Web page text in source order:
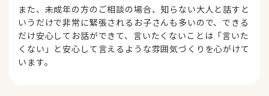
また、未成年の方のご相談の場合、知らない大人と話すと
いうだけで非常に緊張されるお子さんも多いので、できる
だけ安心してお話ができて、言いたくないことは「言いた
くない」と安心して言えるような雰囲気づくりを心がけて
います。